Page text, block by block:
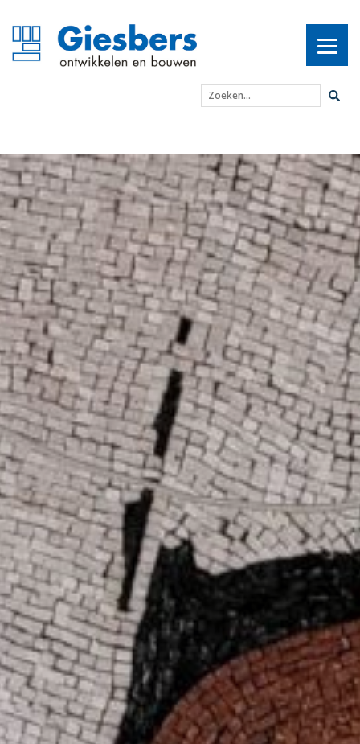
Zoeken...
Drie ton wegend